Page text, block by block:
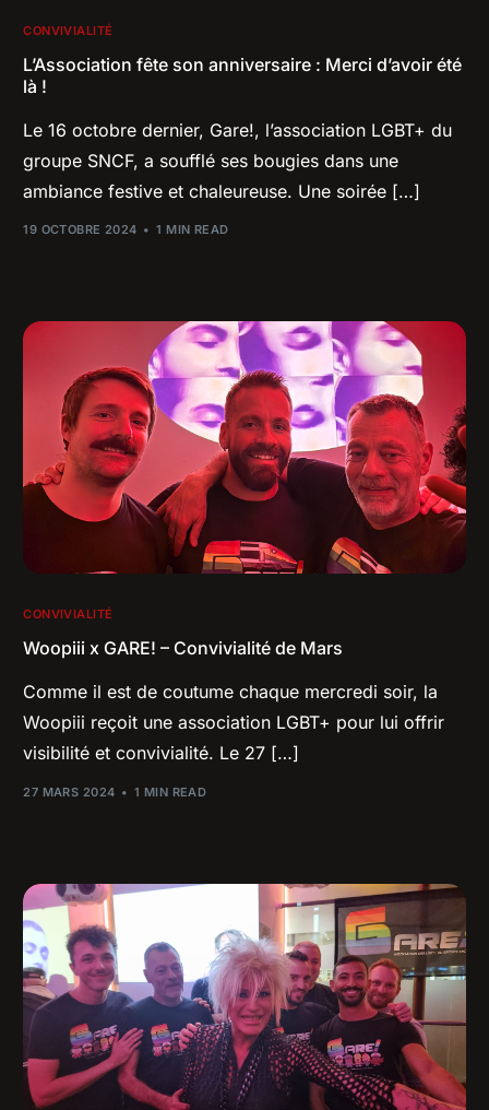
CONVIVIALITÉ
L’Association fête son anniversaire : Merci d’avoir été
là !
Le 16 octobre dernier, Gare!, l’association LGBT+ du
groupe SNCF, a soufflé ses bougies dans une
ambiance festive et chaleureuse. Une soirée […]
19 OCTOBRE 2024 1 MIN READ
CONVIVIALITÉ
Woopiii x GARE! – Convivialité de Mars
Comme il est de coutume chaque mercredi soir, la
Woopiii reçoit une association LGBT+ pour lui offrir
visibilité et convivialité. Le 27 […]
27 MARS 2024 1 MIN READ